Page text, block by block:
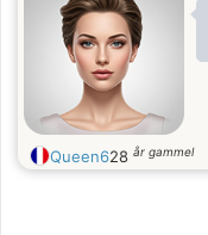
Queen628 år gammel